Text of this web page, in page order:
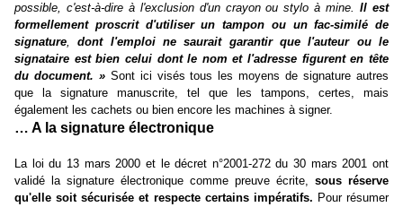
possible, c'est-à-dire à l'exclusion d'un crayon ou stylo à mine.Il est
formellement proscrit d'utiliser un tampon ou un fac-similé de
signature,dont l'emploi ne saurait garantir que l'auteur ou le
signataire est bien celui dont le nom et l'adresse figurent en tête
du document. » Sont ici visés tous les moyens de signature autres
que la signature manuscrite, tel que les tampons, certes, mais
également les cachets ou bien encore les machines à signer.
… A la signature électronique
La loi du 13 mars 2000 et le décret n°2001-272 du 30 mars 2001 ont
validé la signature électronique comme preuve écrite, sous réserve
qu'elle soit sécurisée et respecte certains impératifs. Pour résumer